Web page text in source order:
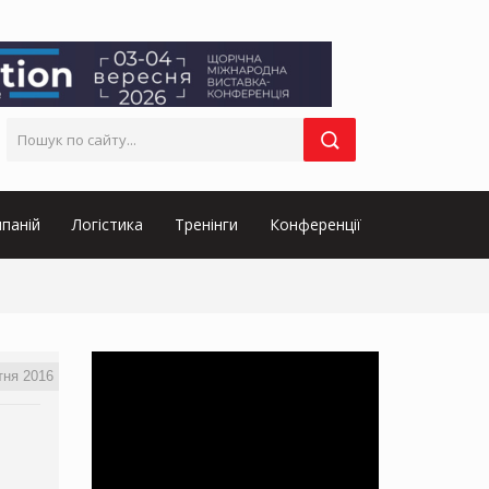
Логістика Тренінги Конференції
2016